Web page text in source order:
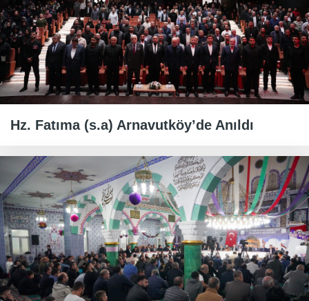
Hz. Fatıma (s.a) Arnavutköy’de Anıldı